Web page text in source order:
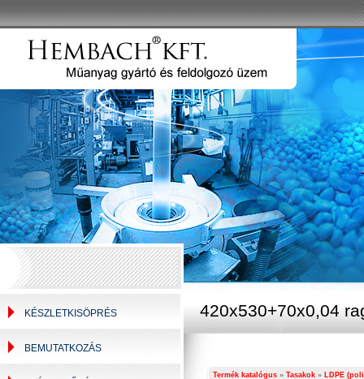
KÉSZLETKISÖPRÉS
BEMUTATKOZÁS
420x530+70x0,04
Termék katalógus » Tasakok » LDPE